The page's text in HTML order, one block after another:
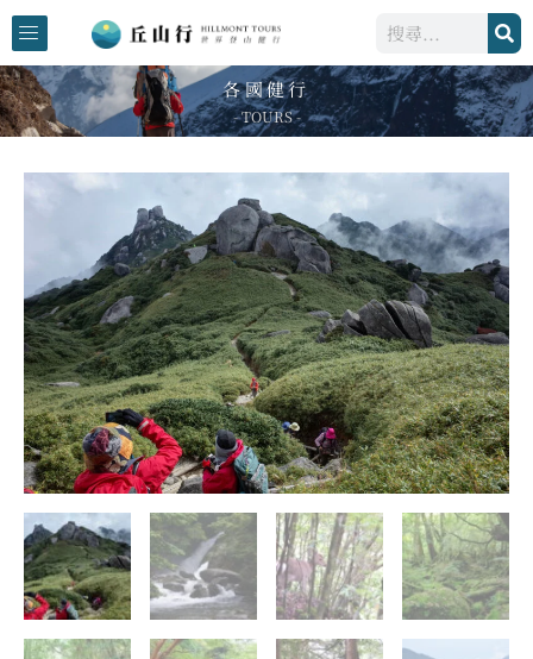
跳
至
主
要
內
搜
各國健行
- TOURS -